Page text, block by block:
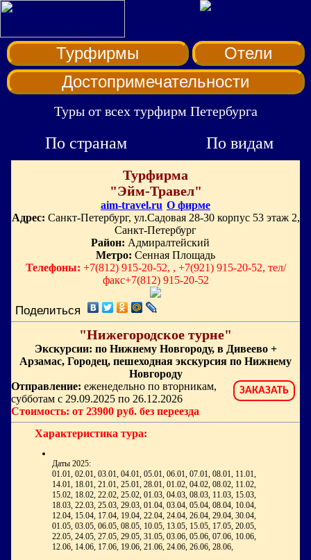
Турфирмы
Отели
Достопримечательности
Туры от всех турфирм Петербурга
По странам По видам
Турфирма
"Эйм-Травел"
aim-travel.ru О фирме
Адрес: Санкт-Петербург, ул.Садовая 28-30 корпус 53 этаж 2,
Санкт-Петербург
Район: Адмиралтейский
Метро: Сенная Площадь
Телефоны: +7(812) 915-20-52, , +7(921) 915-20-52, тел/
факс+7(812) 915-20-52
Поделиться
"Нижегородское турне"
Экскурсии: по Нижнему Новгороду, в Дивеево +
Арзамас, Городец, пешеходная экскурсия по Нижнему
Новгороду
ЗАКАЗАТЬ
Отправление: еженедельно по вторникам,
субботам с 29.09.2025 по 26.12.2026
Стоимость: от 23900 руб. без переезда
Характеристика тура:
Даты 2025:
01.01, 02.01, 03.01, 04.01, 05.01, 06.01, 07.01, 08.01, 11.01,
14.01, 18.01, 21.01, 25.01, 28.01, 01.02, 04.02, 08.02, 11.02,
15.02, 18.02, 22.02, 25.02, 01.03, 04.03, 08.03, 11.03, 15.03,
18.03, 22.03, 25.03, 29.03, 01.04, 03.04, 05.04, 08.04, 10.04,
12.04, 15.04, 17.04, 19.04, 22.04, 24.04, 26.04, 29.04, 30.04,
01.05, 03.05, 06.05, 08.05, 10.05, 13.05, 15.05, 17.05, 20.05,
22.05, 24.05, 27.05, 29.05, 31.05, 03.06, 05.06, 07.06, 10.06,
12.06, 14.06, 17.06, 19.06, 21.06, 24.06, 26.06, 28.06,